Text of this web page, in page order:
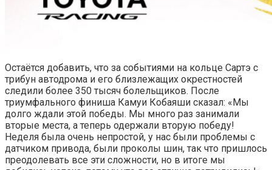
Остаётся добавить, что за событиями на кольце Сартэ с
трибун автодрома и его близлежащих окрестностей
следили более 350 тысяч болельщиков. После
триумфального финиша Камуи Кобаяши сказал: «Мы
долго ждали этой победы. Мы много раз занимали
вторые места, а теперь одержали вторую победу!
Неделя была очень непростой, у нас были проблемы с
датчиком привода, были проколы шин, так что пришлось
преодолевать все эти сложности, но в итоге мы